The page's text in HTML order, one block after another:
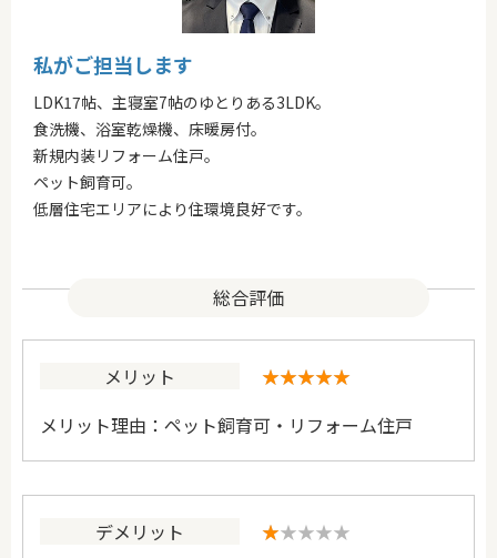
私がご担当します
LDK17帖、主寝室7帖のゆとりある3LDK。
食洗機、浴室乾燥機、床暖房付。
新規内装リフォーム住戸。
ペット飼育可。
低層住宅エリアにより住環境良好です。
メリット
メリット理由：ペット飼育可・リフォーム住戸
デメリット